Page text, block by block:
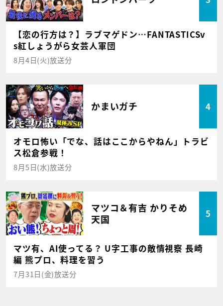
【恋の行方は？】ラブマゲドン…FANTASTICSv
s紅しょうがら女芸人軍団
8月4日(火)放送分
かまいガチ 4
オモロ怖い「でな、話はここからやねん」トラビ
ス松倉参戦！
8月5日(水)放送分
マツコ＆有吉 かりそめ
天国
5
マツ有、AI使ってる？ U字工事の敵情視察 長崎
編 熊プロ、料理を習う
7月31日(金)放送分